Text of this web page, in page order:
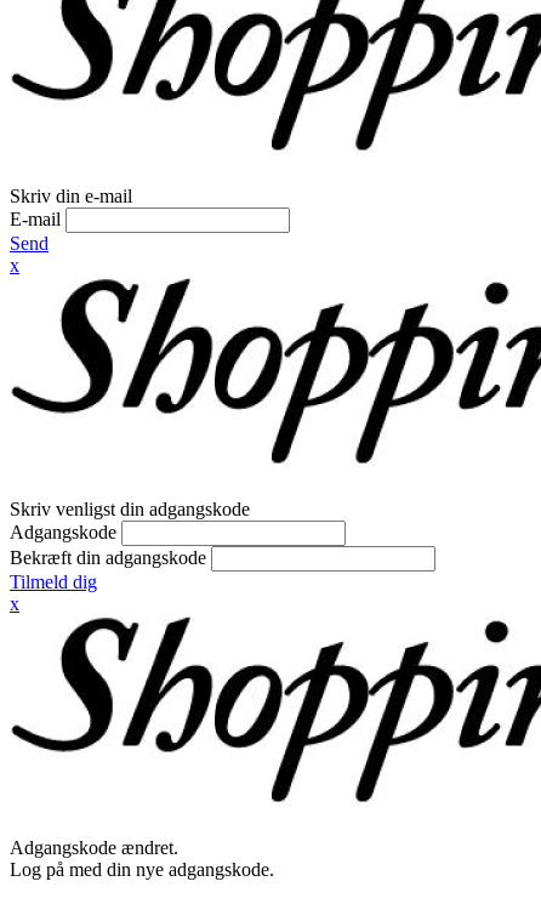
Skriv din e-mail
E-mail
Send
x
Skriv venligst din adgangskode
Adgangskode
Bekræft din adgangskode
Tilmeld dig
x
Adgangskode ændret.
Log på med din nye adgangskode.